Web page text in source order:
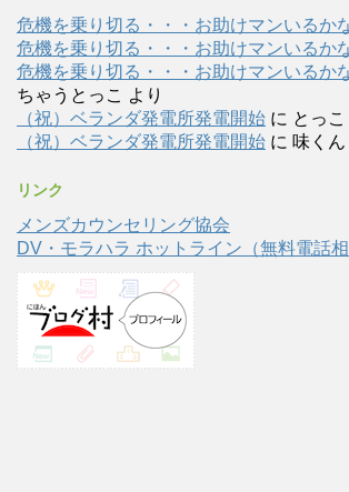
危機を乗り切る・・・お助けマンいるか
危機を乗り切る・・・お助けマンいるか
危機を乗り切る・・・お助けマンいるか
ちゃうとっこ より
（祝）ベランダ発電所発電開始 に とっこ
（祝）ベランダ発電所発電開始 に 味くん
リンク
メンズカウンセリング協会
DV・モラハラ ホットライン（無料電話相